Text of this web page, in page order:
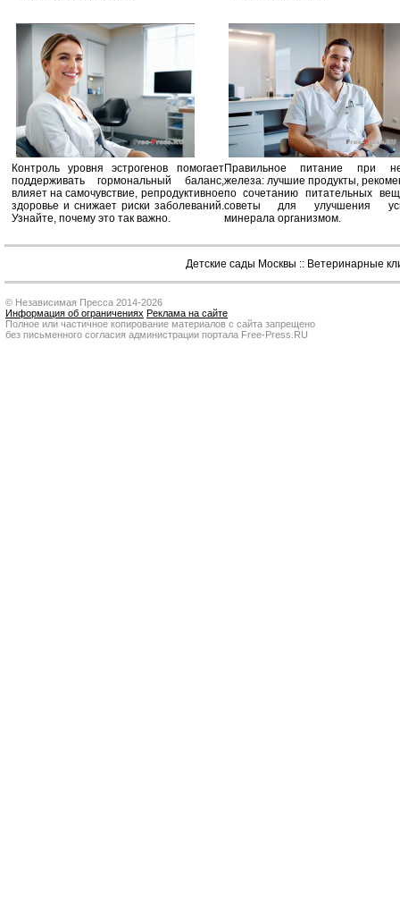
Контроль уровня эстрогенов помогает
поддерживать гормональный баланс,
влияет на самочувствие, репродуктивное
здоровье и снижает риски заболеваний.
Узнайте, почему это так важно.
Правильное питание при
железа: лучшие продукты,
по сочетанию питательных
советы для улучшения
минерала организмом.
Детские сады Москвы :: Ветеринарные
© Независимая Пресса 2014-2026
Информация об ограничениях Реклама на сайте
Полное или частичное копирование материалов с сайта запрещено
без письменного согласия администрации портала Free-Press.RU